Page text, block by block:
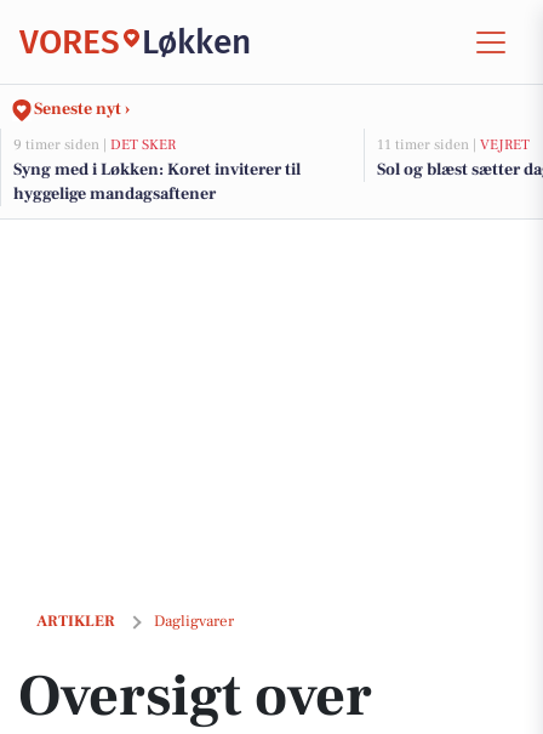
VORES Løkken
Seneste nyt ›
9 timer siden | DET SKER
Syng med i Løkken: Koret inviterer til
hyggelige mandagsaftener
11 timer siden | VEJRET
Sol og blæst sætter
ARTIKLER Dagligvarer
Oversigt over næste uges tilbud på dagligvarer
Oversigt over